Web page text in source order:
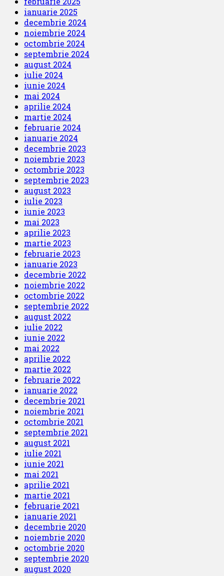
ianuarie 2025
decembrie 2024
noiembrie 2024
octombrie 2024
septembrie 2024
august 2024
iulie 2024
iunie 2024
mai 2024
aprilie 2024
martie 2024
februarie 2024
ianuarie 2024
decembrie 2023
noiembrie 2023
octombrie 2023
septembrie 2023
august 2023
iulie 2023
iunie 2023
mai 2023
aprilie 2023
martie 2023
februarie 2023
ianuarie 2023
decembrie 2022
noiembrie 2022
octombrie 2022
septembrie 2022
august 2022
iulie 2022
iunie 2022
mai 2022
aprilie 2022
martie 2022
februarie 2022
ianuarie 2022
decembrie 2021
noiembrie 2021
octombrie 2021
septembrie 2021
august 2021
iulie 2021
iunie 2021
mai 2021
aprilie 2021
martie 2021
februarie 2021
ianuarie 2021
decembrie 2020
noiembrie 2020
octombrie 2020
septembrie 2020
august 2020